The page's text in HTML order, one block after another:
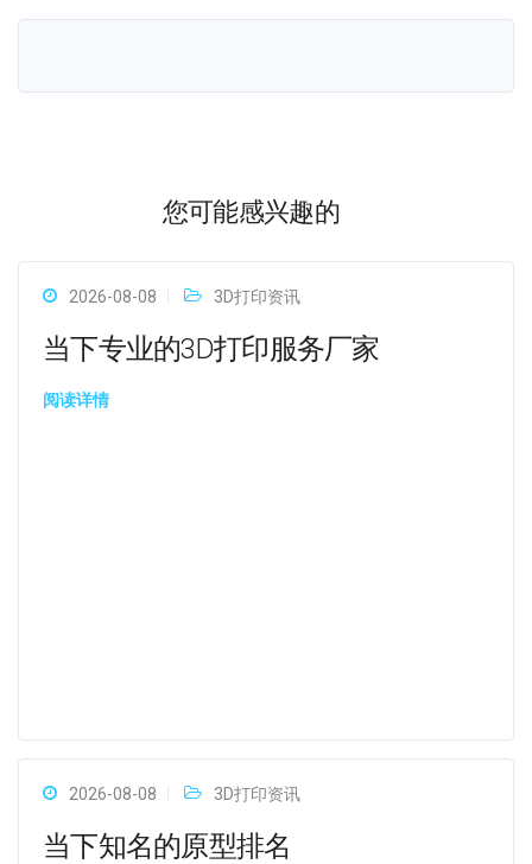
您可能感兴趣的
2026-08-08 3D打印资讯
当下专业的3D打印服务厂家
阅读详情
2026-08-08 3D打印资讯
当下知名的原型排名